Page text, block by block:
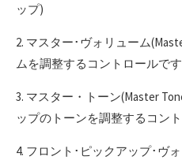
ップ)
2. マスター･ヴォリューム
ムを調整するコントロールです
3. マスター・トーン(Master
ップのトーンを調整するコント
4. フロント･ピックアップ･ヴ